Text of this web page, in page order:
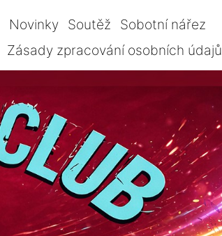
Novinky Soutěž
Sobotní nářez
Zásady zpracování osobních údajů